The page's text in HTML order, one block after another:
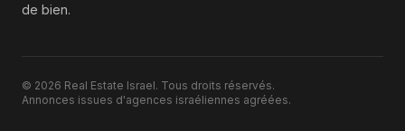
de bien.
© 2026 Real Estate Israel. Tous droits réservés.
Annonces issues d'agences israéliennes agréées.